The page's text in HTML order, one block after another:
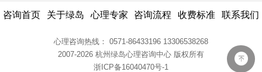
咨询首页 关于绿岛 心理专家 咨询流程 收费标准 联系我们
心理咨询热线： 0571-86433196 13306538268
2007-2026 杭州绿岛心理咨询中心 版权所有
浙ICP备16040470号-1